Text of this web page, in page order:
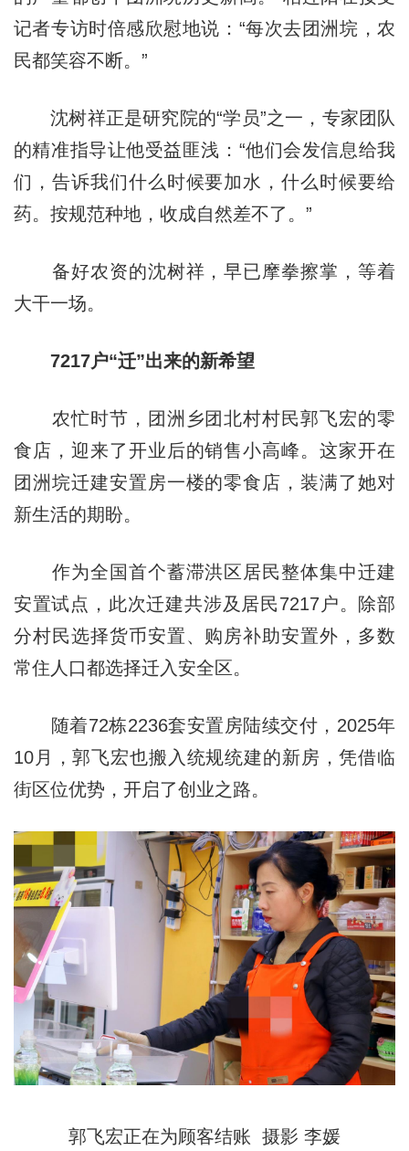
记者专访时倍感欣慰地说：“每次去团洲垸，农
民都笑容不断。”
沈树祥正是研究院的“学员”之一，专家团队
的精准指导让他受益匪浅：“他们会发信息给我
们，告诉我们什么时候要加水，什么时候要给
药。按规范种地，收成自然差不了。”
备好农资的沈树祥，早已摩拳擦掌，等着
大干一场。
7217户“迁”出来的新希望
农忙时节，团洲乡团北村村民郭飞宏的零
食店，迎来了开业后的销售小高峰。这家开在
团洲垸迁建安置房一楼的零食店，装满了她对
新生活的期盼。
作为全国首个蓄滞洪区居民整体集中迁建
安置试点，此次迁建共涉及居民7217户。除部
分村民选择货币安置、购房补助安置外，多数
常住人口都选择迁入安全区。
随着72栋2236套安置房陆续交付，2025年
10月，郭飞宏也搬入统规统建的新房，凭借临
街区位优势，开启了创业之路。
郭飞宏正在为顾客结账 摄影 李媛